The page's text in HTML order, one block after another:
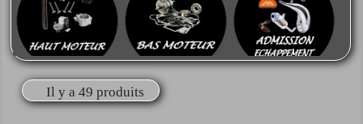
Il y a 49 produits